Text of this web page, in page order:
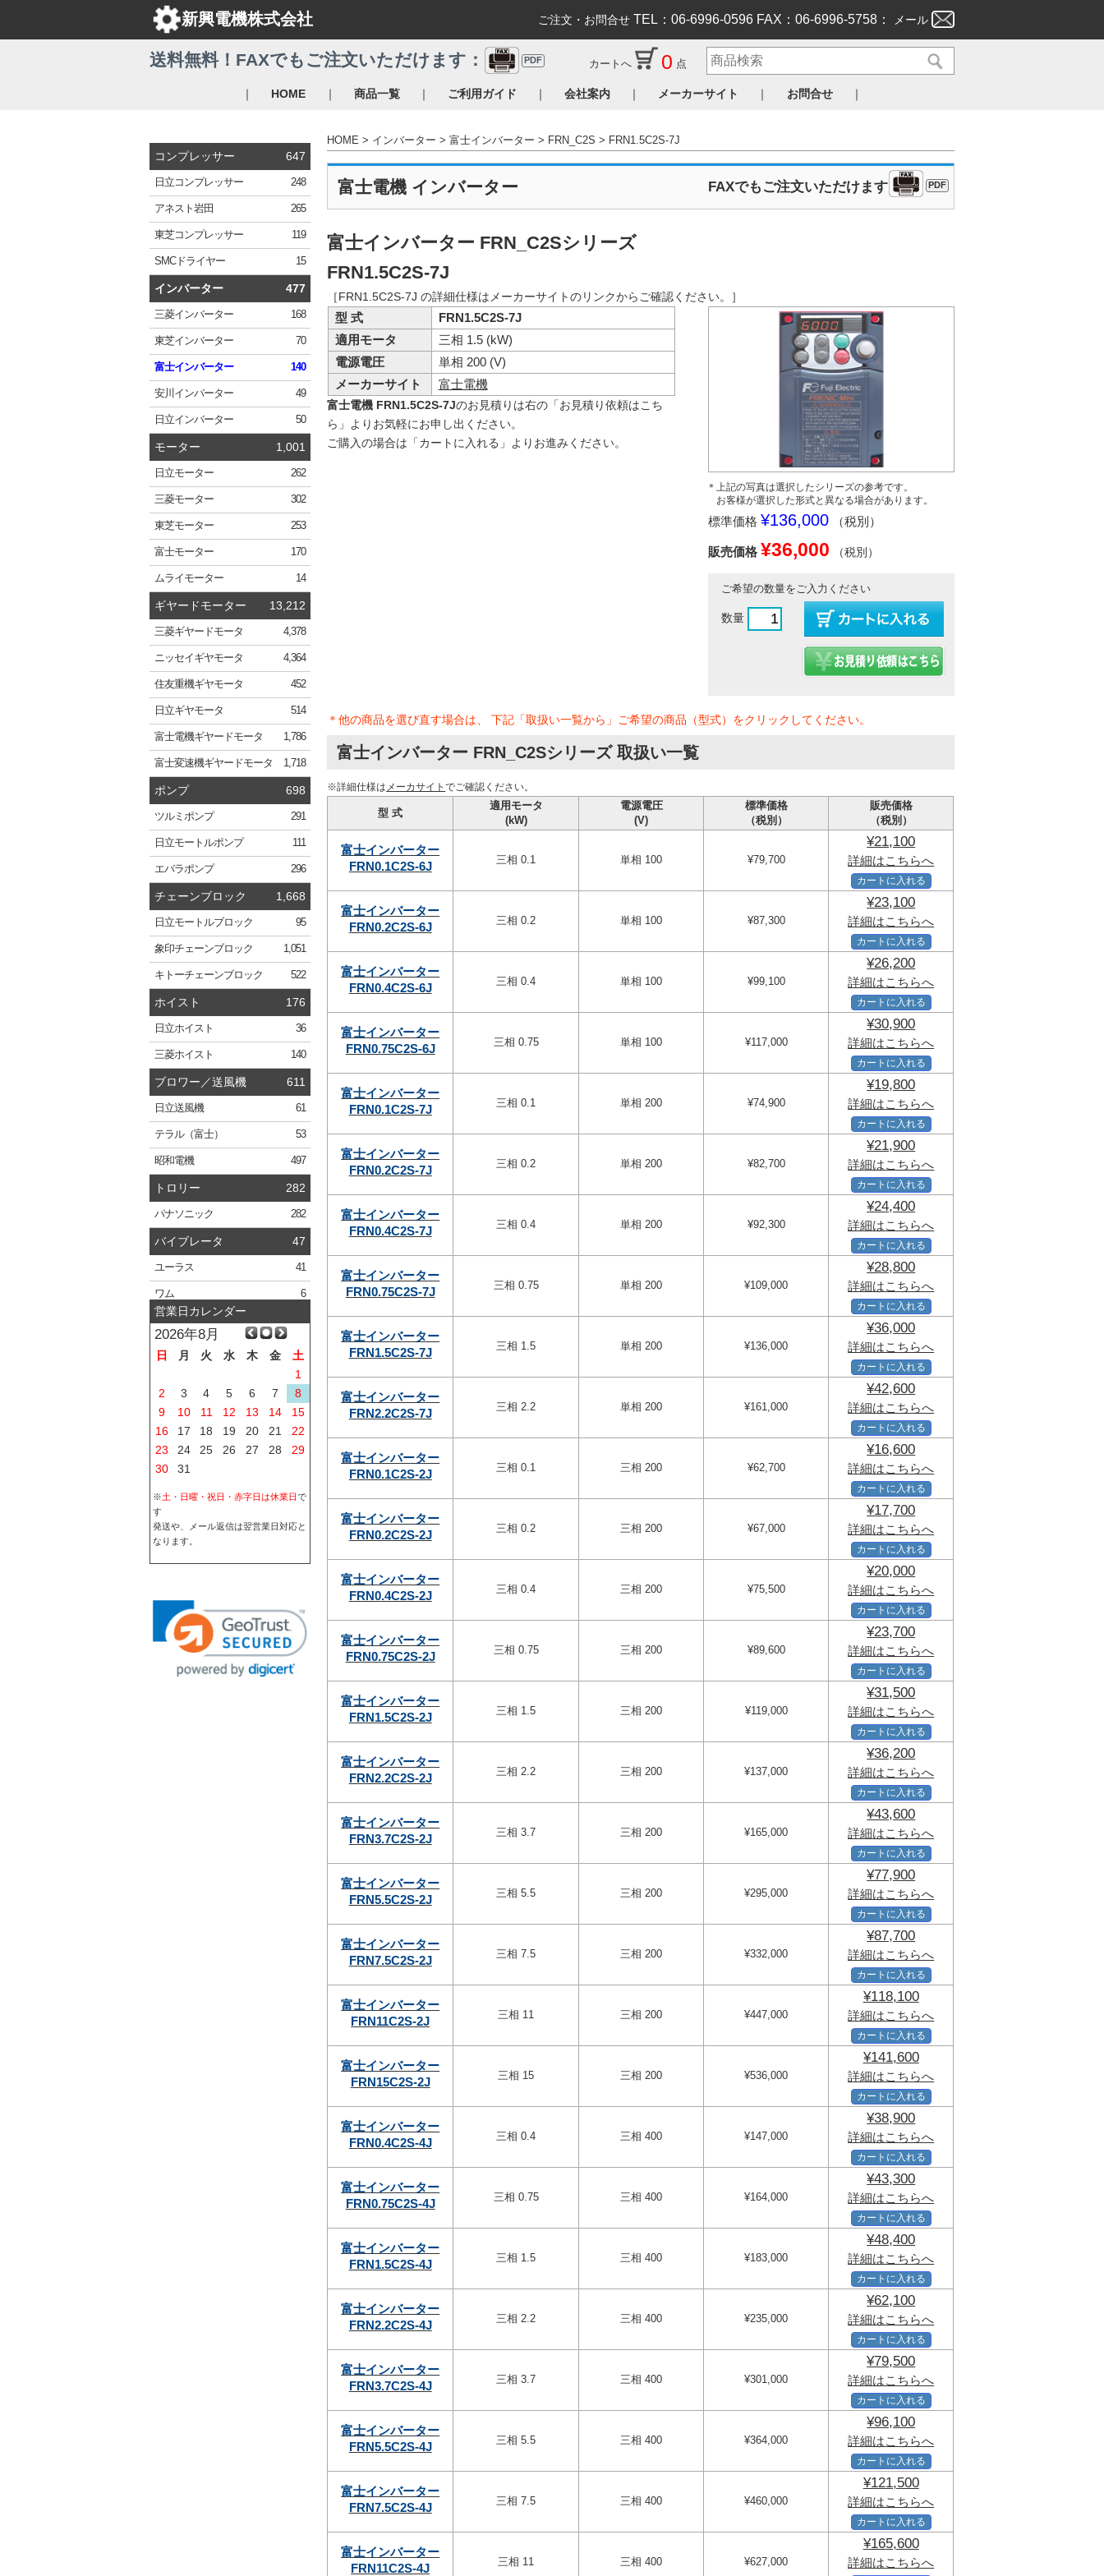
新興電機株式会社 ご注文・お問合せ TEL：06-6996-0596 FAX：06-6996-5758： メール
｜ HOME ｜ 商品一覧 ｜ ご利用ガイド ｜ 会社案内 ｜ メーカーサイト ｜ お問合せ ｜
コンプレッサー 647
日立コンプレッサー 248
アネスト岩田 265
東芝コンプレッサー 119
SMCドライヤー 15
インバーター 477
三菱インバーター 168
東芝インバーター 70
富士インバーター 140
安川 インバーター 49
日立インバーター 50
モーター 1,001
日立モーター 262
三菱モーター 302
東芝モーター 253
富士モーター 170
ムライモーター 14
ギヤードモーター 13,212
三菱ギヤードモータ 4,378
ニッセイギヤモータ 4,364
住友重機ギヤモータ 452
日立ギヤモータ 514
富士電機ギヤードモータ 1,786
富士変速機ギヤードモータ 1,718
ポンプ 698
ツルミ ポンプ 291
日立モートルポンプ 111
エバラポンプ 296
チェーンブロック 1,668
日立モートルブロック 95
象印チェーンブロック 1,051
キトーチェーンブロック 522
ホイスト 176
日立ホイスト 36
三菱ホイスト 140
ブロワー／送風機 611
日立送風機 61
テラル（富士） 53
昭和電機 497
トロリー 282
パナソニック 282
バイブレータ 47
ユーラス 41
ワム 6
営業日カレンダー
2026年8月
日 月 火 水 木 金
土
1
2
3 4 5 6 7
8
9
10 11 12 13 14
15
16
17 18 19 20 21
22
23
24 25 26 27 28
29
30
31
※土・日曜・祝日・赤字日は休業日で
す
発送や、メール返信は翌営業日対応と
なります。
送料無料！FAXでもご注文いただけます： PDF カートへ 0 点
HOME インバーター 富士インバーター FRN_C2S FRN1.5C2S-7J
富士電機 インバーター FAXでもご注文いただけます PDF
富士インバーター FRN_C2Sシリーズ
FRN1.5C2S-7J
［FRN1.5C2S-7J の詳細仕様はメーカーサイトのリンクからご確認ください。］
＊上記の写真は選択したシリーズの参考です。
お客様が選択した形式と異なる場合があります。
標準価格 ¥136,000 （税別）
販売価格 ¥36,000 （税別）
ご希望の数量をご入力ください
数量
型 式
FRN1.5C2S-7J
適用モータ
三相 1.5 (kW)
電源電圧
単相 200 (V)
メーカーサイト
富士電機
富士電機 FRN1.5C2S-7Jのお見積りは右の「お見積り依頼はこち
ら」よりお気軽にお申し出ください。
ご購入の場合は「カートに入れる」よりお進みください。
＊他の商品を選び直す場合は、 下記「取扱い一覧から」ご希望の商品（型式）をクリックしてください。
富士インバーター FRN_C2Sシリーズ 取扱い一覧
※詳細仕様は メーカサイトでご確認ください。
型 式
適用モータ
(kW)
電源電圧
(V)
標準価格
（税別）
販売価格
（税別）
富士インバーター
FRN0.1C2S-6J
三相 0.1 単相 100 ¥79,700
¥21,100
詳細はこちらへ
カートに入れる
富士インバーター
FRN0.2C2S-6J
三相 0.2 単相 100 ¥87,300
¥23,100
詳細はこちらへ
カートに入れる
富士インバーター
FRN0.4C2S-6J
三相 0.4 単相 100 ¥99,100
¥26,200
詳細はこちらへ
カートに入れる
富士インバーター
FRN0.75C2S-6J
三相 0.75 単相 100 ¥117,000
¥30,900
詳細はこちらへ
カートに入れる
富士インバーター
FRN0.1C2S-7J
三相 0.1 単相 200 ¥74,900
¥19,800
詳細はこちらへ
カートに入れる
富士インバーター
FRN0.2C2S-7J
三相 0.2 単相 200 ¥82,700
¥21,900
詳細はこちらへ
カートに入れる
富士インバーター
FRN0.4C2S-7J
三相 0.4 単相 200 ¥92,300
¥24,400
詳細はこちらへ
カートに入れる
富士インバーター
FRN0.75C2S-7J
三相 0.75 単相 200 ¥109,000
¥28,800
詳細はこちらへ
カートに入れる
富士インバーター
FRN1.5C2S-7J
三相 1.5 単相 200 ¥136,000
¥36,000
詳細はこちらへ
カートに入れる
富士インバーター
FRN2.2C2S-7J
三相 2.2 単相 200 ¥161,000
¥42,600
詳細はこちらへ
カートに入れる
富士インバーター
FRN0.1C2S-2J
三相 0.1 三相 200 ¥62,700
¥16,600
詳細はこちらへ
カートに入れる
富士インバーター
FRN0.2C2S-2J
三相 0.2 三相 200 ¥67,000
¥17,700
詳細はこちらへ
カートに入れる
富士インバーター
FRN0.4C2S-2J
三相 0.4 三相 200 ¥75,500
¥20,000
詳細はこちらへ
カートに入れる
富士インバーター
FRN0.75C2S-2J
三相 0.75 三相 200 ¥89,600
¥23,700
詳細はこちらへ
カートに入れる
富士インバーター
FRN1.5C2S-2J
三相 1.5 三相 200 ¥119,000
¥31,500
詳細はこちらへ
カートに入れる
富士インバーター
FRN2.2C2S-2J
三相 2.2 三相 200 ¥137,000
¥36,200
詳細はこちらへ
カートに入れる
富士インバーター
FRN3.7C2S-2J
三相 3.7 三相 200 ¥165,000
¥43,600
詳細はこちらへ
カートに入れる
富士インバーター
FRN5.5C2S-2J
三相 5.5 三相 200 ¥295,000
¥77,900
詳細はこちらへ
カートに入れる
富士インバーター
FRN7.5C2S-2J
三相 7.5 三相 200 ¥332,000
¥87,700
詳細はこちらへ
カートに入れる
富士インバーター
FRN11C2S-2J
三相 11 三相 200 ¥447,000
¥118,100
詳細はこちらへ
カートに入れる
富士インバーター
FRN15C2S-2J
三相 15 三相 200 ¥536,000
¥141,600
詳細はこちらへ
カートに入れる
富士インバーター
FRN0.4C2S-4J
三相 0.4 三相 400 ¥147,000
¥38,900
詳細はこちらへ
カートに入れる
富士インバーター
FRN0.75C2S-4J
三相 0.75 三相 400 ¥164,000
¥43,300
詳細はこちらへ
カートに入れる
富士インバーター
FRN1.5C2S-4J
三相 1.5 三相 400 ¥183,000
¥48,400
詳細はこちらへ
カートに入れる
富士インバーター
FRN2.2C2S-4J
三相 2.2 三相 400 ¥235,000
¥62,100
詳細はこちらへ
カートに入れる
富士インバーター
FRN3.7C2S-4J
三相 3.7 三相 400 ¥301,000
¥79,500
詳細はこちらへ
カートに入れる
富士インバーター
FRN5.5C2S-4J
三相 5.5 三相 400 ¥364,000
¥96,100
詳細はこちらへ
カートに入れる
富士インバーター
FRN7.5C2S-4J
三相 7.5 三相 400 ¥460,000
¥121,500
詳細はこちらへ
カートに入れる
富士インバーター
FRN11C2S-4J
三相 11 三相 400 ¥627,000
¥165,600
詳細はこちらへ